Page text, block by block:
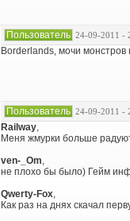
Пользователь 24-09-2011 -
Borderlands, мочи
Пользователь 24-09-2011 -
Railway,
Меня жмурки больше
ven-_Om,
не плохо бы было) Гейм
Qwerty-Fox,
Как раз на днях скачал